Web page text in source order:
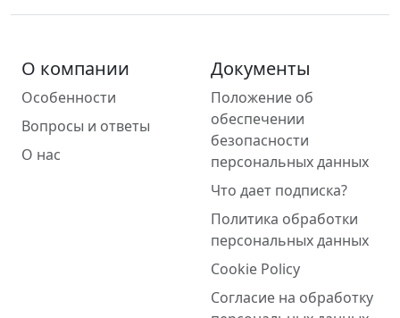
О компании
Особенности
Вопросы и ответы
О нас
Документы
Положение об
обеспечении
безопасности
персональных данных
Что дает подписка?
Политика обработки
персональных данных
Cookie Policy
Согласие на обработку